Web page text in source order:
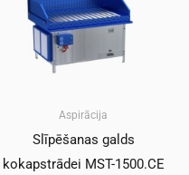
Aspirācija
Slīpēšanas galds
kokapstrādei MST-1500.CE